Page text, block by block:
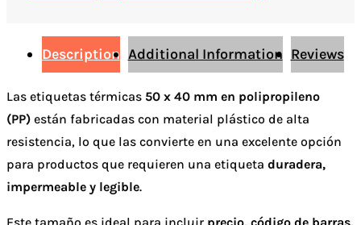
Description Additional Information Reviews
Las etiquetas térmicas 50 x 40 mm en polipropileno
(PP) están fabricadas con material plástico de alta
resistencia, lo que las convierte en una excelente opción
para productos que requieren una etiqueta duradera,
impermeable y legible.